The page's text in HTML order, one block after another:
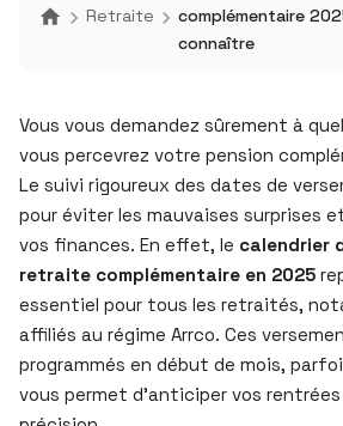
Retraite
complémentaire
connaître
Vous vous demandez sûrement à
vous percevrez votre pension
Le suivi rigoureux des dates de
pour éviter les mauvaises surprises
vos finances. En effet, le calendrier
retraite complémentaire en 2025
essentiel pour tous les retraités,
affiliés au régime Arrco. Ces
programmés en début de mois,
vous permet d’anticiper vos